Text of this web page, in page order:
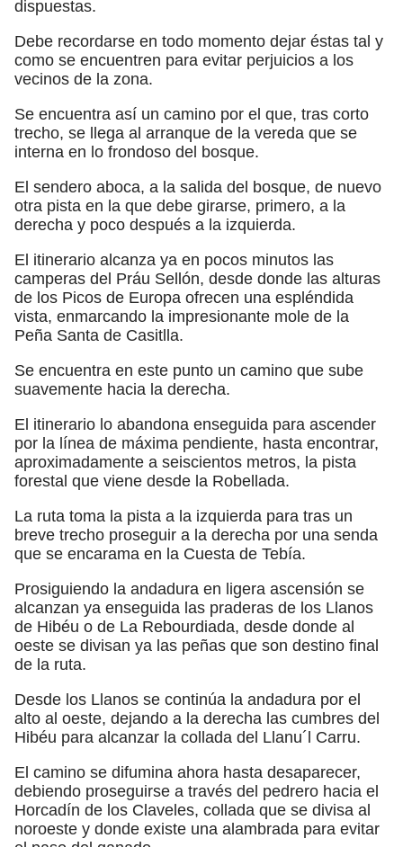
dispuestas.
Debe recordarse en todo momento dejar éstas tal y
como se encuentren para evitar perjuicios a los
vecinos de la zona.
Se encuentra así un camino por el que, tras corto
trecho, se llega al arranque de la vereda que se
interna en lo frondoso del bosque.
El sendero aboca, a la salida del bosque, de nuevo
otra pista en la que debe girarse, primero, a la
derecha y poco después a la izquierda.
El itinerario alcanza ya en pocos minutos las
camperas del Práu Sellón, desde donde las alturas
de los Picos de Europa ofrecen una espléndida
vista, enmarcando la impresionante mole de la
Peña Santa de Casitlla.
Se encuentra en este punto un camino que sube
suavemente hacia la derecha.
El itinerario lo abandona enseguida para ascender
por la línea de máxima pendiente, hasta encontrar,
aproximadamente a seiscientos metros, la pista
forestal que viene desde la Robellada.
La ruta toma la pista a la izquierda para tras un
breve trecho proseguir a la derecha por una senda
que se encarama en la Cuesta de Tebía.
Prosiguiendo la andadura en ligera ascensión se
alcanzan ya enseguida las praderas de los Llanos
de Hibéu o de La Rebourdiada, desde donde al
oeste se divisan ya las peñas que son destino final
de la ruta.
Desde los Llanos se continúa la andadura por el
alto al oeste, dejando a la derecha las cumbres del
Hibéu para alcanzar la collada del Llanu´l Carru.
El camino se difumina ahora hasta desaparecer,
debiendo proseguirse a través del pedrero hacia el
Horcadín de los Claveles, collada que se divisa al
noroeste y donde existe una alambrada para evitar